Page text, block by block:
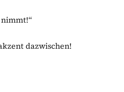
dazwischen!